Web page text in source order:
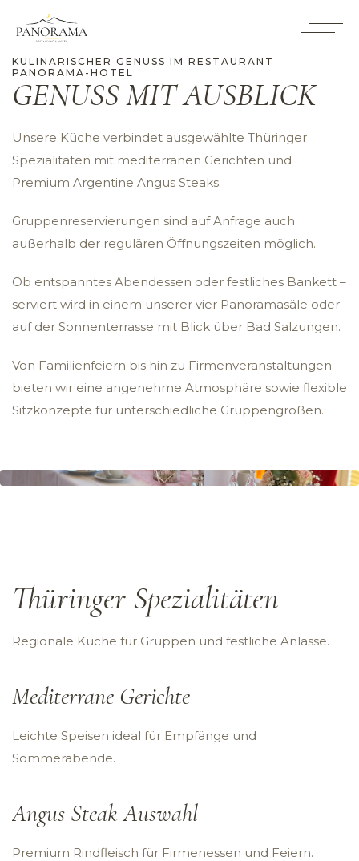
KULINARISCHER GENUSS IM RESTAURANT
PANORAMA-HOTEL
GENUSS MIT AUSBLICK
Unsere Küche verbindet ausgewählte Thüringer
Spezialitäten mit mediterranen Gerichten und
Premium Argentine Angus Steaks.
Gruppenreservierungen sind auf Anfrage auch
außerhalb der regulären Öffnungszeiten möglich.
Ob entspanntes Abendessen oder festliches Bankett –
serviert wird in einem unserer vier Panoramasäle oder
auf der Sonnenterrasse mit Blick über Bad Salzungen.
Von Familienfeiern bis hin zu Firmenveranstaltungen
bieten wir eine angenehme Atmosphäre sowie flexible
Sitzkonzepte für unterschiedliche Gruppengrößen.
Thüringer Spezialitäten
Regionale Küche für Gruppen und festliche Anlässe.
Mediterrane Gerichte
Leichte Speisen ideal für Empfänge und
Sommerabende.
Angus Steak Auswahl
Premium Rindfleisch für Firmenessen und Feiern.